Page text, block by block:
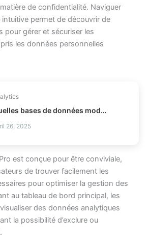
de confidentialité. Naviguer
permet de découvrir de
pour gérer et sécuriser les
les données personnelles
Quelles bases de données modernes choisir pour votre stack ?
26, 2025
est conçue pour être conviviale,
de trouver facilement les
pour optimiser la gestion des
au tableau de bord principal, les
des données analytiques
la possibilité d’exclure ou